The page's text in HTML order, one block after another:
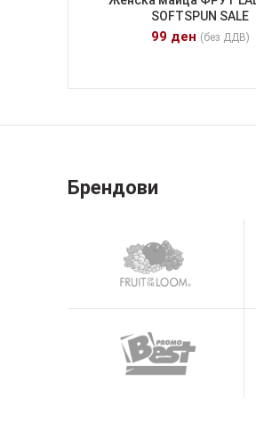
SOFTSPUN SALE
99 ден (без ДДВ)
Брендови